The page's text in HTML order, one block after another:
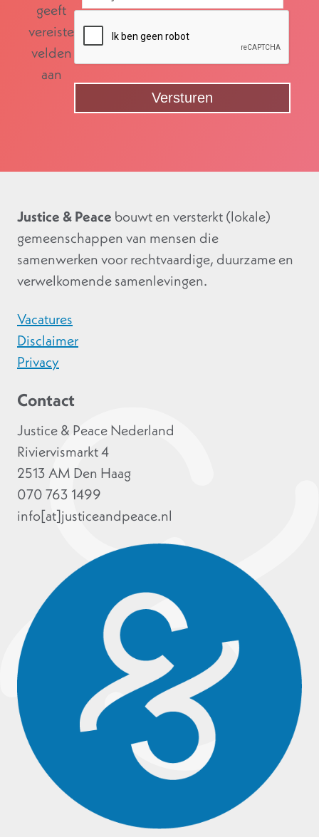
geeft
vereiste
velden
aan
Justice & Peace bouwt en versterkt (lokale)
gemeenschappen van mensen die
samenwerken voor rechtvaardige, duurzame en
verwelkomende samenlevingen.
Vacatures
Disclaimer
Privacy
Contact
Justice & Peace Nederland
Riviervismarkt 4
2513 AM Den Haag
070 763 1499
info[at]justiceandpeace.nl